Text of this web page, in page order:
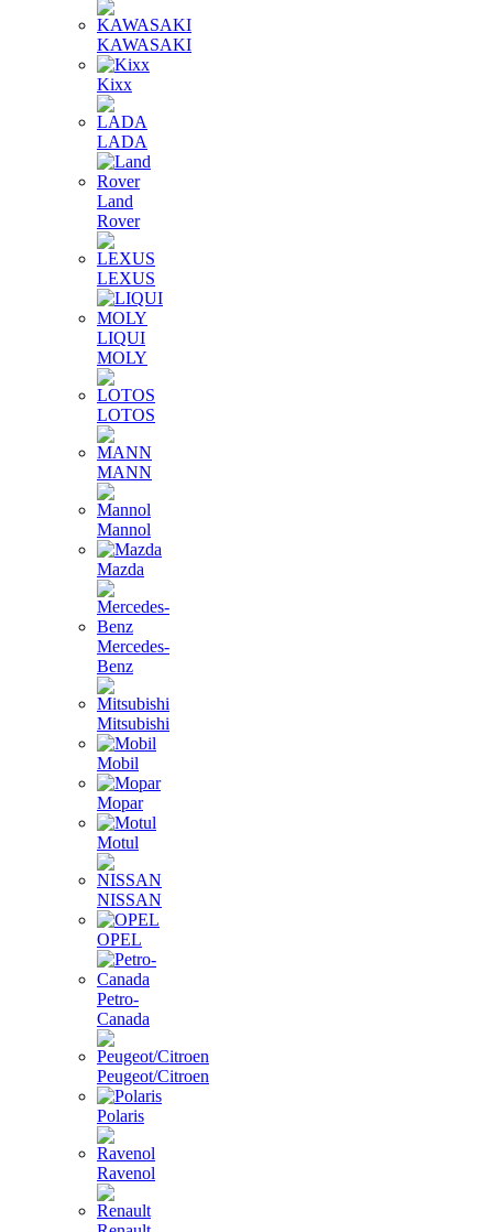
KAWASAKI
Kixx
LADA
Land
Rover
LEXUS
LIQUI
MOLY
LOTOS
MANN
Mannol
Mazda
Mercedes-
Benz
Mitsubishi
Mobil
Mopar
Motul
NISSAN
OPEL
Petro-
Canada
Peugeot/Citroen
Polaris
Ravenol